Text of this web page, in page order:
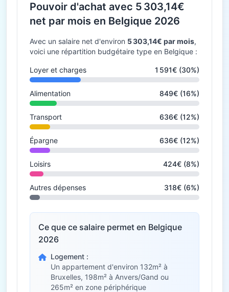
Pouvoir d'achat avec 5 303,14€
net par mois en Belgique 2026
Avec un salaire net d'environ 5 303,14€ par mois,
voici une répartition budgétaire type en Belgique :
Loyer et charges 1 591€ (30%)
Alimentation 849€ (16%)
Transport 636€ (12%)
Épargne 636€ (12%)
Loisirs 424€ (8%)
Autres dépenses 318€ (6%)
Ce que ce salaire permet en Belgique
2026
Logement :
Un appartement d'environ 132m² à
Bruxelles, 198m² à Anvers/Gand ou
265m² en zone périphérique